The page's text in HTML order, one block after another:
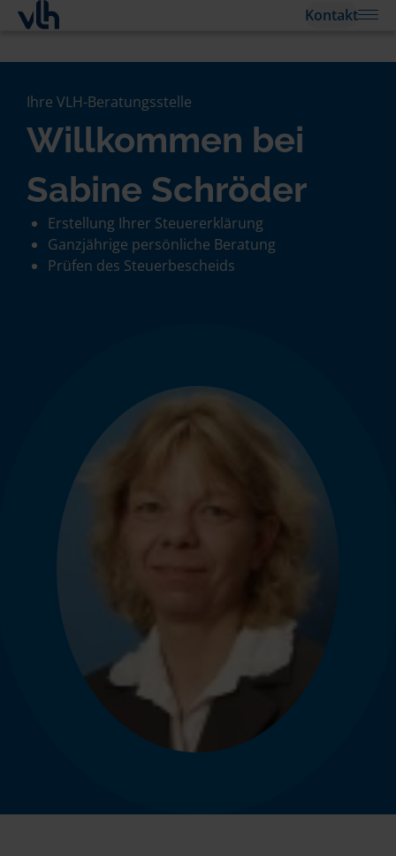
Kontakt
Ihre VLH-Beratungsstelle
Willkommen bei
Sabine Schröder
Erstellung Ihrer Steuererklärung
Ganzjährige persönliche Beratung
Prüfen des Steuerbescheids